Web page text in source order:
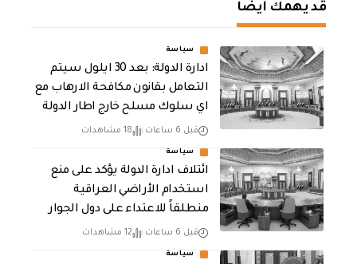
قد يهمك أيضا
سياسة
ادارة الدولة: بعد 30 ايلول سيتم
التعامل بقانون مكافحة الارهاب مع
اي سلوك مسلح خارج اطار الدولة
قبل 6 ساعات 18 مشاهدات
سياسة
ائتلاف ادارة الدولة يؤكد على منع
استخدام الأراضي العراقية
منطلقاً للاعتداء على دول الجوار
قبل 6 ساعات 12 مشاهدات
سياسة